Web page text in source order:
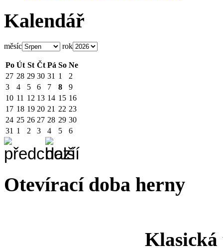
Kalendář
měsíc rok
Po Út St Čt Pá So Ne
27 28 29 30 31 1
2
3
4 5 6 7 8
9
10 11 12 13 14 15 16
17 18 19 20 21 22 23
24 25 26 27 28 29 30
31 1 2 3 4 5 6
Otevírací doba herny
Klasická